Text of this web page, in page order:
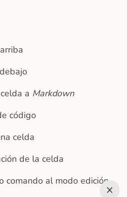
a Markdown
código
celda
de la celda
comando al modo edición